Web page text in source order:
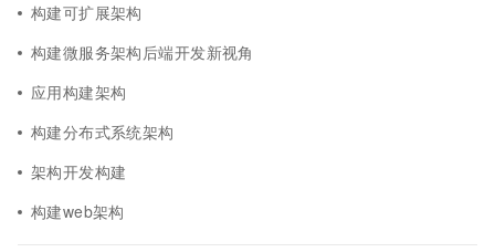
构建可扩展架构
构建微服务架构后端开发新视角
应用构建架构
构建分布式系统架构
架构开发构建
构建web架构